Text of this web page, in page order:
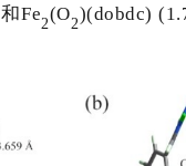
和Fe2(O2)(dobdc)